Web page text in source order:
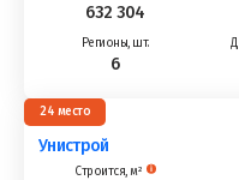
632 304
6
24
Унистрой